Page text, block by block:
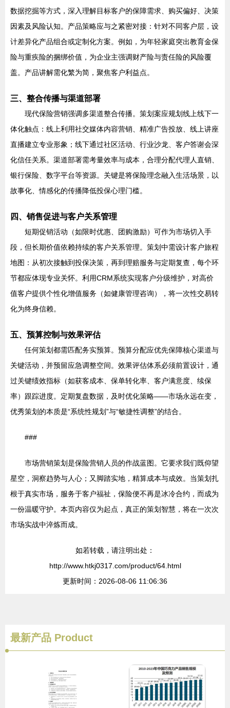
数据挖掘等方式，深入理解目标客户的保障需求、购买偏好、决策
因素及风险认知。产品策略应与之紧密对接：针对不同客户层，设
计差异化产品组合或定制化方案。例如，为年轻家庭突出教育金保
险与重疾险的捆绑价值，为企业主强调财产险与责任险的风险覆
盖。产品讲解需化繁为简，聚焦客户利益点。
三、整合传播与渠道部署
现代保险营销强调多渠道整合传播。策划案应规划线上线下一
体化触点：线上利用社交媒体内容营销、精准广告投放、线上讲座
直播建立专业形象；线下通过社区活动、行业沙龙、客户答谢会深
化信任关系。渠道部署需考量效率与成本，合理分配代理人直销、
银行保险、数字平台等资源。关键是将保险理念融入生活场景，以
故事化、情感化的传播降低投保心理门槛。
四、销售促进与客户关系管理
短期促销活动（如限时优惠、团购激励）可作为市场切入手
段，但长期价值依赖持续的客户关系管理。策划中需设计客户旅程
地图：从初次接触到投保决策，再到理赔服务与定期复查，每个环
节都应体现专业关怀。利用CRM系统实现客户分级维护，对高价
值客户提供个性化增值服务（如健康管理咨询），将一次性交易转
化为终身信赖。
五、预算控制与效果评估
任何策划都需匹配务实预算。预算分配应优先保障核心渠道与
关键活动，并预留应急调整空间。效果评估体系必须前置设计，通
过关键绩效指标（如获客成本、保单转化率、客户满意度、续保
率）跟踪进度。定期复盘数据，及时优化策略——市场永远在变，
优秀策划的本质是“系统性规划”与“敏捷性调整”的结合。
###
市场营销策划是保险营销人员的作战蓝图。它要求我们既仰望
星空，洞察趋势与人心；又脚踏实地，精算成本与成效。当策划扎
根于真实市场，服务于客户福祉，保险便不再是冰冷合约，而成为
一份温暖守护。本页内容仅为起点，真正的策划智慧，将在一次次
市场实战中淬炼而成。
如若转载，请注明出处：
http://www.htkj0317.com/product/64.html
更新时间：2026-08-06 11:06:36
最新产品 Product